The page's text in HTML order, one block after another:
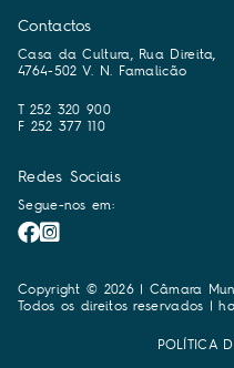
Contactos
Casa da Cultura, Rua Direita,
4764-502 V. N. Famalicão
T 252 320 900
F 252 377 110
Redes Sociais
Segue-nos em:
Copyright © 2026 | Câmara
Todos os direitos reservados |
POLÍTICA